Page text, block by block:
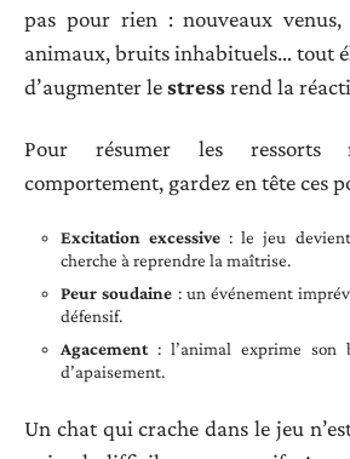
pas pour rien : nouveaux venus,
animaux, bruits inhabituels… tout
d’augmenter lestressrend la
Pour résumer les ressorts
comportement, gardez en tête ces
Excitation excessive : le jeu
cherche à reprendre la maîtrise.
Peur soudaine : un événement
défensif.
Agacement: l’animal exprime son
d’apaisement.
Un chat qui crache dans le jeu